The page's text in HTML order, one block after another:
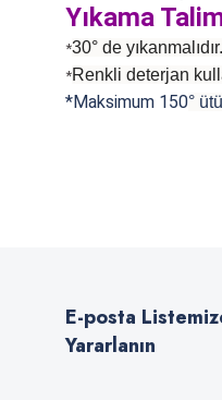
Yıkama
*30° de yıkanmalıdır.
*Renkli deterjan
*Maksimum 150°
Ürün bilgilerinde
Ürün fiyatı diğer
E-posta
Yararlanın